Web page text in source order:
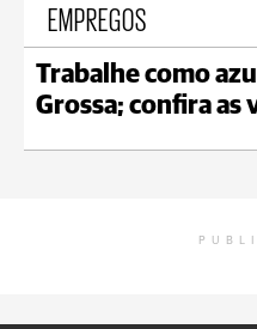
EMPREGOS
Trabalhe como
Grossa; confira as